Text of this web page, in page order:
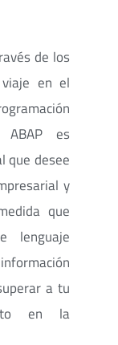
de los
en el
ABAP es
que desee
y
que
lenguaje
a tu
en la